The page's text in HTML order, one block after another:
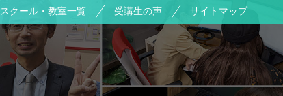
スクール・教室一覧 受講生の声 サイトマップ